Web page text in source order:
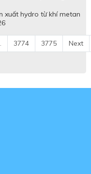
xuất hydro từ khí metan
3774 3775 Next